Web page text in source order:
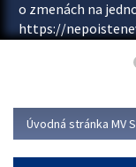
o zmenách na
https://
asociácie
Viac
Úvodná stránka MV